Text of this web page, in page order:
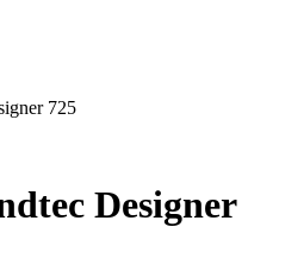
725
Designer